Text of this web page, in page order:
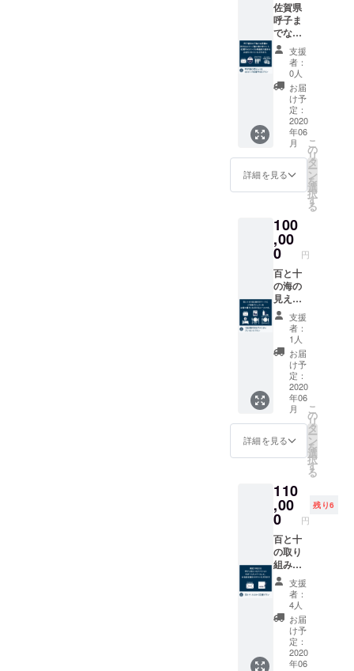
日） ＊
オリジ
ナルド
リップ
コー
ヒー
は、ご
来店い
ただい
た際に
フロン
トにて
いたし
ます。
合わ
せ」 ■
味の鯵
屋 「一
口あわ
び付き
ウニご
はん」5
クール
宅急便
の送料
込み ＊
写真は
のご宿
泊 2名
様分 ■
キャン
プファ
イヤー
限定朝
食・夕
食 2名
様分 ■
百と十
オリジ
ナルド
リップ
ヒー×10
ちらの
プラン
をご支
援いた
だいた
方に
は、ご
宿泊予
約の際
に必要
なパス
コード
をメー
ルにて
お送り
させて
いただ
きま
2020年
6月1日
～2021
年4月15
日） ＊
オリジ
ナルド
リップ
コー
ヒー
は、ご
来店い
ただい
た際に
フロン
佐賀県
呼子ま
でなか
なか足
を運べ
ない遠
方の方
へ。呼
子朝市
の干物
と、玄
界灘の
ウニの
炊き込
みご飯
のセッ
A5ラン
クの佐
賀牛で
作った
炙り
ロース
トビー
フを付
けてお
送りま
す。 ■
応援し
ていた
だいた
感謝の
気持ち
のお礼
メール
■呼子朝
市藤本
「イ
カ・さ
ば・あ
じの干
物盛り
合わ
せ」 ■
味の鯵
屋 「一
口あわ
び付き
ウニご
はん」5
個 ■に
くや天
支援
者：
0人
お届
け予
定：
2020
年06
月
詳細を見る
こ
の
リ
タ
ー
ン
を
選
択
す
る
100
,00
0 円
百と十
の海の
見える
お部屋
で2名様
1泊。朝
食と夕
食を
ゆっく
りと
り、ご
当地ア
メニ
ティを
楽しみ
たい方
応援し
ていた
だいた
感謝の
気持の
お礼
メール
■百と十
のご宿
泊 2名
様分 ■
キャン
プファ
イヤー
限定朝
支援
者：
1人
お届
け予
定：
2020
年06
月
詳細を見る
こ
の
リ
タ
ー
ン
を
選
択
す
る
110
,00
0 円
残り6
百と十
の取り
組みに
共感し
てくだ
さり、
共に育
ててく
ださる
お気持
ちの方
支援
者：
4人
お届
け予
定：
2020
年06